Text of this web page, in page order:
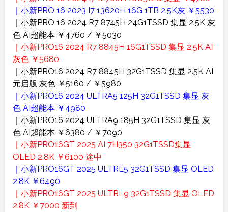
｜小新PRO 16 2023 I7 13620H 16G 1TB 2.5K灰 ￥5530
｜小新PRO 16 2024 R7 8745H 24G1TSSD 集显 2.5K 灰
色 AI超能本 ￥4760 / ￥5030
｜小新PRO16 2024 R7 8845H 16G1TSSD 集显 2.5K AI
灰色 ￥5680
｜小新PRO16 2024 R7 8845H 32G1TSSD 集显 2.5K AI
元启版 灰色 ￥5160 / ￥5980
｜小新PRO16 2024 ULTRA5 125H 32G1TSSD 集显 灰
色 AI超能本 ￥4980
｜小新PRO16 2024 ULTRA9 185H 32G1TSSD 集显 灰
色 AI超能本 ￥6380 / ￥7090
｜小新PRO16GT 2025 AI 7H350 32G1TSSD集显
OLED 2.8K ￥6100 途中
｜小新PRO16GT 2025 ULTRL5 32G1TSSD 集显 OLED
2.8K ￥6490
｜小新PRO16GT 2025 ULTRL9 32G1TSSD 集显 OLED
2.8K ￥7000 新到